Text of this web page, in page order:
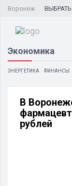
Воронеж ВЫБРАТЬ
Экономика
ЭНЕРГЕТИКА ФИНАНСЫ
В
рублей